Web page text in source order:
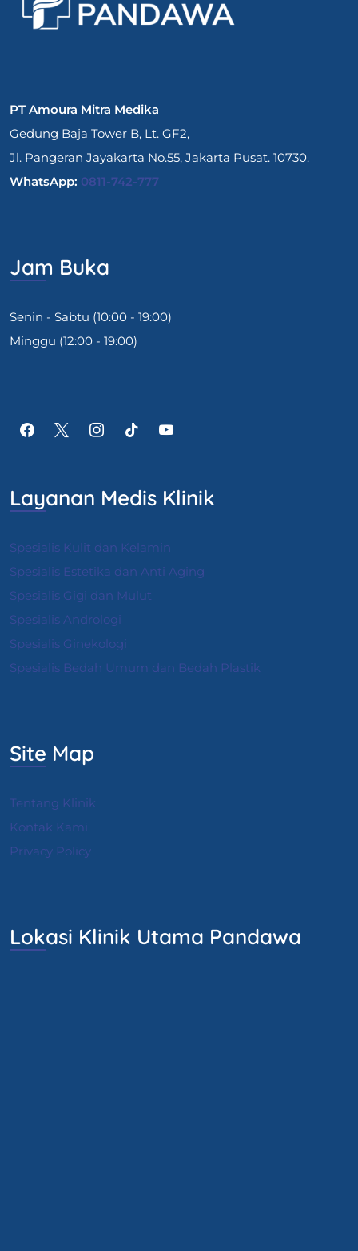
PT Amoura Mitra Medika
Gedung Baja Tower B, Lt. GF2,
Jl. Pangeran Jayakarta No.55, Jakarta Pusat. 10730.
WhatsApp: 0811-742-777
Jam Buka
Senin - Sabtu (10:00 - 19:00)
Minggu (12:00 - 19:00)
Layanan Medis Klinik
Spesialis Kulit dan Kelamin
Spesialis Estetika dan Anti Aging
Spesialis Gigi dan Mulut
Spesialis Andrologi
Spesialis Ginekologi
Spesialis Bedah Umum dan Bedah Plastik
Site Map
Tentang Klinik
Kontak Kami
Privacy Policy
Lokasi Klinik Utama Pandawa